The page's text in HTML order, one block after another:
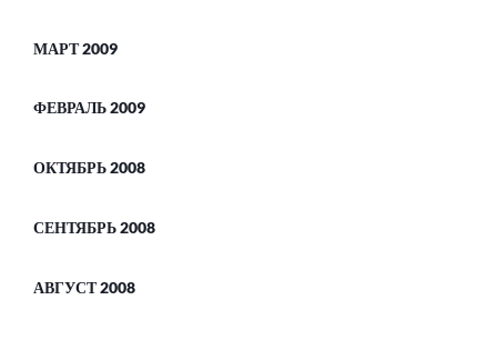
МАРТ 2009
ФЕВРАЛЬ 2009
ОКТЯБРЬ 2008
СЕНТЯБРЬ 2008
АВГУСТ 2008